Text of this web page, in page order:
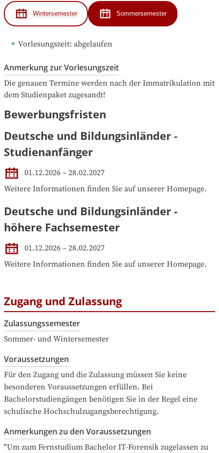
Wintersemester Sommersemester
Vorlesungszeit: abgelaufen
Anmerkung zur Vorlesungszeit
Die genauen Termine werden nach der Immatrikulation mit
dem Studienpaket zugesandt!
Bewerbungsfristen
Deutsche und Bildungsinländer -
Studienanfänger
01.12.2026 – 28.02.2027
Weitere Informationen finden Sie auf unserer Homepage.
Deutsche und Bildungsinländer -
höhere Fachsemester
01.12.2026 – 28.02.2027
Weitere Informationen finden Sie auf unserer Homepage.
Zugang und Zulassung
Zulassungssemester
Sommer- und Wintersemester
Voraussetzungen
Für den Zugang und die Zulassung müssen Sie keine
besonderen Voraussetzungen erfüllen. Bei
Bachelorstudiengängen benötigen Sie in der Regel eine
schulische Hochschulzugangsberechtigung.
Anmerkungen zu den Voraussetzungen
"Um zum Fernstudium Bachelor IT-Forensik zugelassen zu